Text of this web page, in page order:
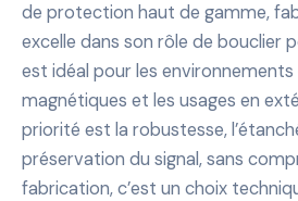
de protection haut de gamme,
excelle dans son rôle de bouclier
est idéal pour les
magnétiques et les usages en
priorité est la robustesse,
préservation du signal, sans
fabrication, c’est un choix